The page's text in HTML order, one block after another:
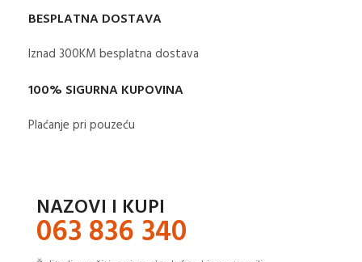
BESPLATNA DOSTAVA
Iznad 300KM besplatna dostava​
100% SIGURNA KUPOVINA
Plaćanje pri pouzeću
NAZOVI I KUPI
063 836 340